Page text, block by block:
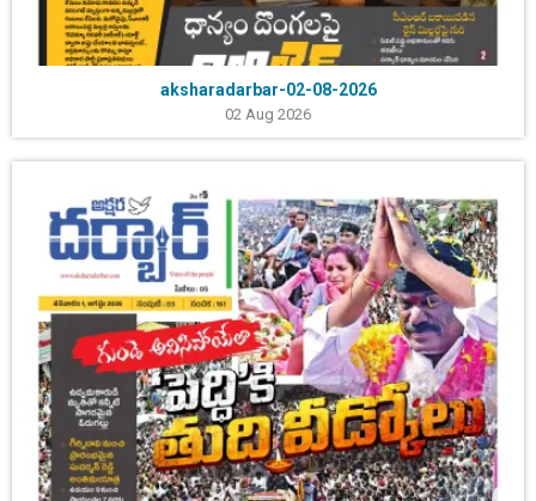
aksharadarbar-02-08-2026
02 Aug 2026